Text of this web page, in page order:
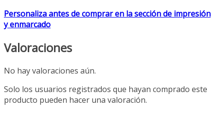
Personaliza antes de comprar en la sección de impresión
y enmarcado
Valoraciones
No hay valoraciones aún.
Solo los usuarios registrados que hayan comprado este
producto pueden hacer una valoración.